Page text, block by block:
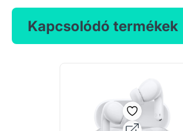
Kapcsolódó termékek